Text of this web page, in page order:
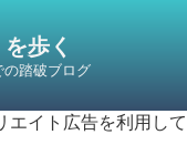
歩く
踏破ブログ
エイト広告を利用して